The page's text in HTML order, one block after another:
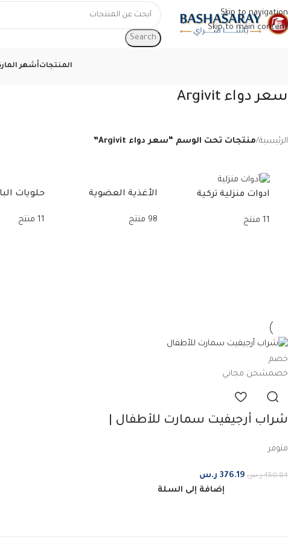
Skip to navigation
Skip to main content
Search
المنتجاتأشهر
سعر دواء Argivit
الرئيسية/منتجات تحت الوسم “سعر دواء Argivit”
ادوات منزلية تركية
11 منتج
الأغذية العضوية
98 منتج
حلويات
11 منتج
خصم
خصمشحن مجاني
شراب أرجيفيت سمارت للأطفال |
متوفر
450.84 ر.س 376.19 ر.س
إضافة إلى السلة